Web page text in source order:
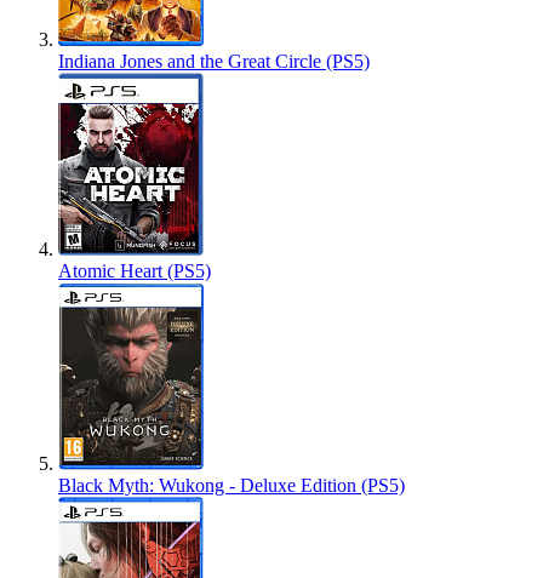
Indiana Jones and the Great Circle (PS5)
Atomic Heart (PS5)
Black Myth: Wukong - Deluxe Edition (PS5)